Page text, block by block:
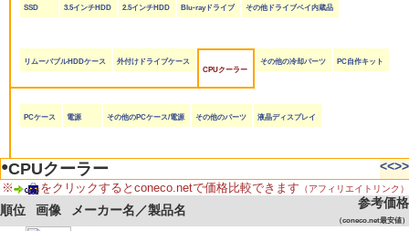
SSD 3.5インチHDD 2.5インチHDD Blu-rayドライブ その他ドライブベイ内蔵品
リムーバブルHDDケース
外付けドライブケース
CPUクーラー
その他の冷却パーツ PC自作キット
PCケース 電源 その他のPCケース/電源 その他のパーツ 液晶ディスプレイ
●CPUクーラー <<>>
※ をクリックするとconeco.netで価格比較できます （アフィリエイトリンク）
順位 画像 メーカー名／製品名 参考価格
（coneco.net最安値）